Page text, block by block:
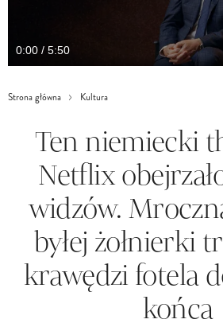
0:00 / 5:50
Strona główna Kultura
Ten niemiecki
Netflix
widzów.
byłej żołnierki
krawędzi fotela
końca